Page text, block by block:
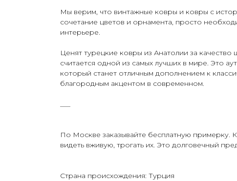
Мы верим, что винтажные ковры и ковры с
сочетание цветов и орнамента, просто
интерьере.
Ценят турецкие ковры из Анатолии за качество
считается одной из самых лучших в мире. Это
который станет отличным дополнением к
благородным акцентом в современном.
По Москве заказывайте бесплатную примерку.
видеть вживую, трогать их. Это долговечный
Страна происхождения: Турция